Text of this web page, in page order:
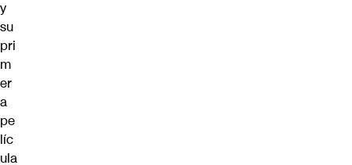
y
su
pri
m
er
a
pe
líc
ula